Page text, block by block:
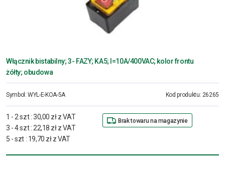
Włącznik bistabilny; 3- FAZY; KA5; I=10A/400VAC; kolor frontu
żółty; obudowa
Symbol:WYL-E-KOA-5A Kod produktu: 26265
1 - 2 szt:30,00 zł z VAT
3 - 4 szt: 22,18 zł z VAT
5 - szt : 19,70 zł z VAT
Brak towaru na magazynie